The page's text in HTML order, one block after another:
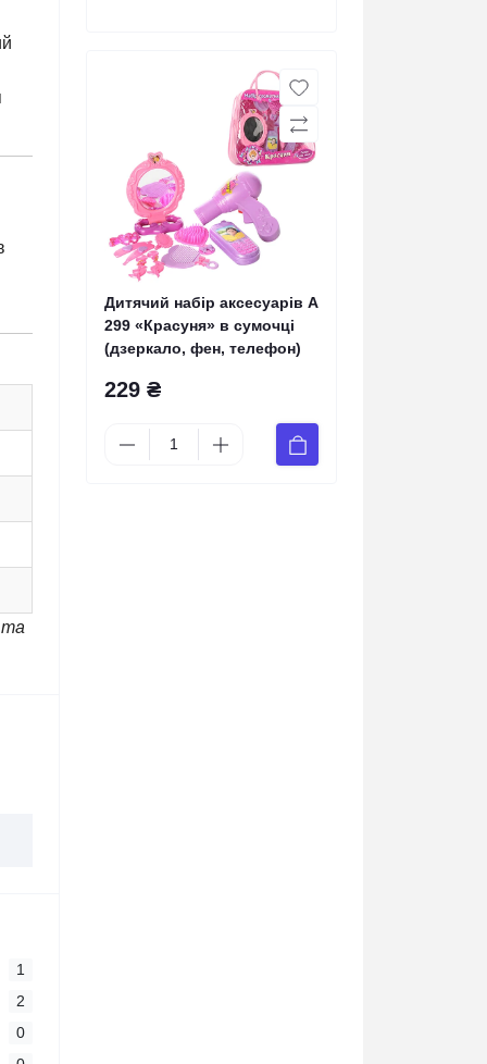
та
1
2
0
Дитячий набір аксесуарів A
299 «Красуня» в сумочці
(дзеркало, фен, телефон)
229 ₴